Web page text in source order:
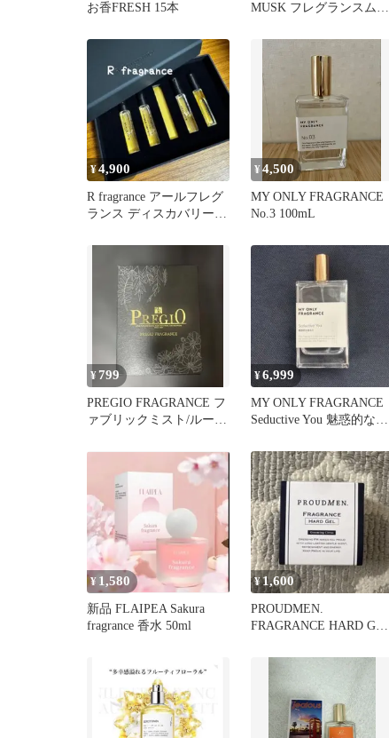
お香FRESH 15本
MUSK フレグランスムス
¥4,900
R fragrance アールフレグ
ランス ディスカバリーセ
¥4,500
MY ONLY FRAGRANCE
No.3 100mL
¥ 799
PREGIO FRAGRANCE フ
ァブリックミスト/ルーム
¥6,999
MY ONLY FRAGRANCE
Seductive You 魅惑的なあ
¥ 1,580
新品 FLAIPEA Sakura
fragrance 香水 50ml
¥1,600
PROUDMEN.
FRAGRANCE HARD GEL